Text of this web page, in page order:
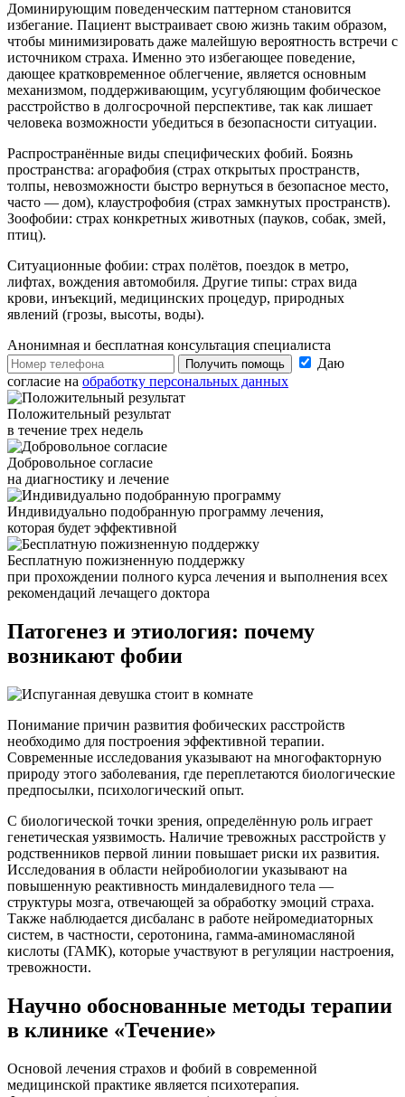
Доминирующим поведенческим паттерном становится
избегание. Пациент выстраивает свою жизнь таким образом,
чтобы минимизировать даже малейшую вероятность встречи с
источником страха. Именно это избегающее поведение,
дающее кратковременное облегчение, является основным
механизмом, поддерживающим, усугубляющим фобическое
расстройство в долгосрочной перспективе, так как лишает
человека возможности убедиться в безопасности ситуации.
Распространённые виды специфических фобий. Боязнь
пространства: агорафобия (страх открытых пространств,
толпы, невозможности быстро вернуться в безопасное место,
часто — дом), клаустрофобия (страх замкнутых пространств).
Зоофобии: страх конкретных животных (пауков, собак, змей,
птиц).
Ситуационные фобии: страх полётов, поездок в метро,
лифтах, вождения автомобиля. Другие типы: страх вида
крови, инъекций, медицинских процедур, природных
явлений (грозы, высоты, воды).
Анонимная и бесплатная консультация специалиста
Получить помощь
Даю
согласие на обработку персональных данных
Положительный результат
в течение трех недель
Добровольное согласие
на диагностику и лечение
Индивидуально подобранную программу лечения,
которая будет эффективной
Бесплатную пожизненную поддержку
при прохождении полного курса лечения и выполнения всех
рекомендаций лечащего доктора
Патогенез и этиология: почему
возникают фобии
Понимание причин развития фобических расстройств
необходимо для построения эффективной терапии.
Современные исследования указывают на многофакторную
природу этого заболевания, где переплетаются биологические
предпосылки, психологический опыт.
С биологической точки зрения, определённую роль играет
генетическая уязвимость. Наличие тревожных расстройств у
родственников первой линии повышает риски их развития.
Исследования в области нейробиологии указывают на
повышенную реактивность миндалевидного тела —
структуры мозга, отвечающей за обработку эмоций страха.
Также наблюдается дисбаланс в работе нейромедиаторных
систем, в частности, серотонина, гамма-аминомасляной
кислоты (ГАМК), которые участвуют в регуляции настроения,
тревожности.
Научно обоснованные методы терапии
в клинике «Течение»
Основой лечения страхов и фобий в современной
медицинской практике является психотерапия.